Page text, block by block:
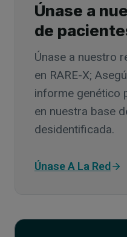
Únase a
de
Únase a nuestro
en RARE-X;
informe genético
en nuestra base
desidentificada.
Únase A La Red